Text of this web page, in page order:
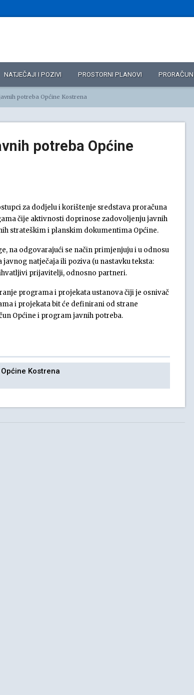
NATJEČAJI I POZIVI PROSTORNI PLANOVI PRORAČUN
potreba Općine Kostrena
potreba Općine
za dodjelu i korištenje sredstava proračuna
čije aktivnosti doprinose zadovoljenju javnih
strateškim i planskim dokumentima Općine.
na odgovarajući se način primjenjuju i u odnosu
javnog natječaja ili poziva (u nastavku teksta:
prijavitelji, odnosno partneri.
programa i projekata ustanova čiji je osnivač
i projekata bit će definirani od strane
Općine i program javnih potreba.
Kostrena